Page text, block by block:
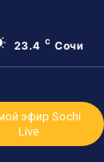
23.4 C Сочи
эфир Sochi
Live